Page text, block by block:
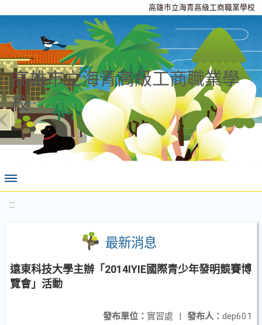
高雄市立海青高級工商職業學校
高雄市立海青高級工商職業學
校
:::
最新消息
遠東科技大學主辦「2014IYIE國際青少年發明競賽博
覽會」活動
發布人： dep601
發布單位： 實習處 |